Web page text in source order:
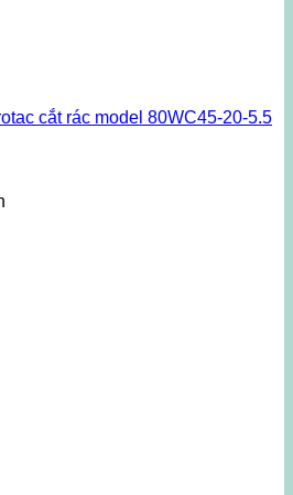
cắt rác model 80WC45-20-5.5